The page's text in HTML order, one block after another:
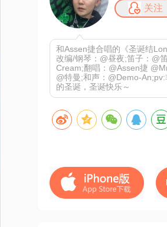
关注
和Assen捷合唱的《圣诞结
改编/钢琴：@昼夜;笛子：@
Cream;翻唱：@Assen捷
@特曼;和声：@Demo-
的圣诞，圣诞快乐～